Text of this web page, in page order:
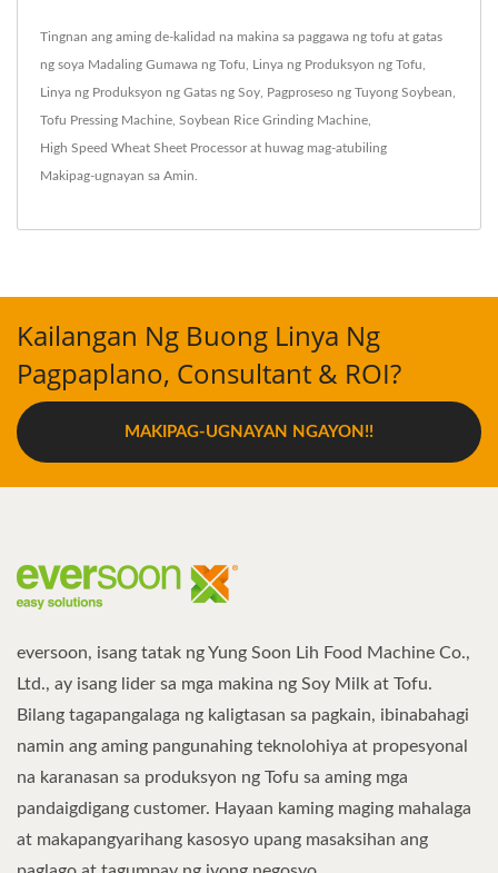
Tingnan ang aming de-kalidad na makina sa paggawa ng tofu at gatas
ng soya Madaling Gumawa ng Tofu Linya ng Produksyon ng Tofu
Linya ng Produksyon ng Gatas ng Soy Pagproseso ng Tuyong Soybean
Tofu Pressing Machine Soybean Rice Grinding Machine
High Speed Wheat Sheet Processorat huwag mag-atubiling
Makipag-ugnayan sa Amin
Kailangan Ng Buong Linya Ng
Pagpaplano, Consultant & ROI?
MAKIPAG-UGNAYAN NGAYON!!
eversoon, isang tatak ng Yung Soon Lih Food Machine Co.,
Ltd., ay isang lider sa mga makina ng Soy Milk at Tofu.
Bilang tagapangalaga ng kaligtasan sa pagkain, ibinabahagi
namin ang aming pangunahing teknolohiya at propesyonal
na karanasan sa produksyon ng Tofu sa aming mga
pandaigdigang customer. Hayaan kaming maging mahalaga
at makapangyarihang kasosyo upang masaksihan ang